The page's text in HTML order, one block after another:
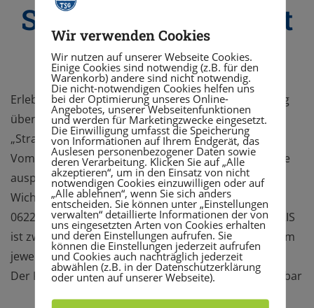
Sommerferienfit mit
Kurstraining im
FiTROPOLIS
Erlebe unser breites Angebot an Specials von Cycling
über Tanz und Yoga bis hin zu Rückenfitness und
„Strandfigurtraining“.
Vom 21.08 bis 03.09.2023 können beliebig viele Kurse
ausprobiert und mitgemacht werden.
Wichtig! Eine Anmeldung zu den Kursen unter der
06221/3703-37 zu den Öffnungszeiten desFiTROPOLIS
ist zwingend erforderlich und kann ab 3 Tage vor dem
jeweiligen Kurs vorgenommen werden.
Der Kursplan inklusive Öffnungszeiten isthierabrufbar
Wir verwenden Cookies
Wir nutzen auf unserer Webseite Cookies.
Einige Cookies sind notwendig (z.B. für den
Warenkorb) andere sind nicht notwendig.
Die nicht-notwendigen Cookies helfen uns
bei der Optimierung unseres Online-
Angebotes, unserer Webseitenfunktionen
und werden für Marketingzwecke eingesetzt.
Die Einwilligung umfasst die Speicherung
von Informationen auf Ihrem Endgerät, das
Auslesen personenbezogener Daten sowie
deren Verarbeitung. Klicken Sie auf „Alle
akzeptieren“, um in den Einsatz von nicht
notwendigen Cookies einzuwilligen oder auf
„Alle ablehnen“, wenn Sie sich anders
entscheiden. Sie können unter „Einstellungen
verwalten“ detaillierte Informationen der von
uns eingesetzten Arten von Cookies erhalten
und deren Einstellungen aufrufen. Sie
können die Einstellungen jederzeit aufrufen
und Cookies auch nachträglich jederzeit
abwählen (z.B. in der Datenschutzerklärung
oder unten auf unserer Webseite).